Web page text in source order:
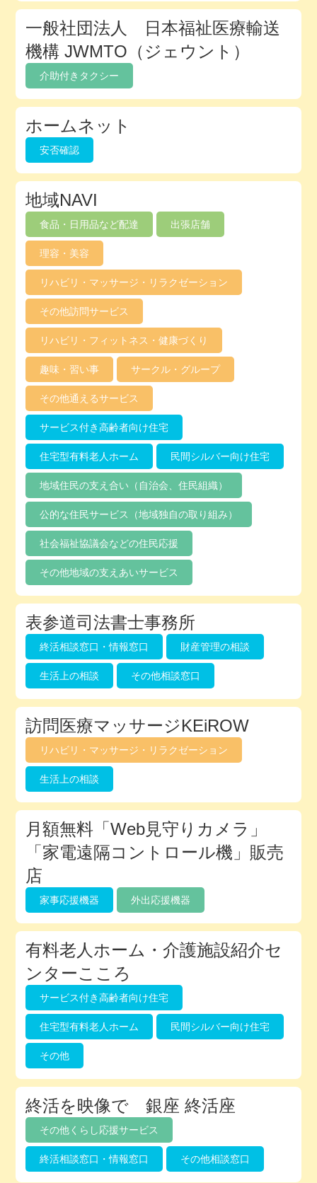
一般社団法人 日本福祉医療輸送
機構 JWMTO（ジェウント）
介助付きタクシー
ホームネット
安否確認
地域NAVI
食品・日用品など配達 出張店舗
理容・美容
リハビリ・マッサージ・リラクゼーション
その他訪問サービス
リハビリ・フィットネス・健康づくり
趣味・習い事 サークル・グループ
その他通えるサービス
サービス付き高齢者向け住宅
住宅型有料老人ホーム 民間シルバー向け住宅
地域住民の支え合い（自治会、住民組織）
公的な住民サービス（地域独自の取り組み）
社会福祉協議会などの住民応援
その他地域の支えあいサービス
表参道司法書士事務所
終活相談窓口・情報窓口 財産管理の相談
生活上の相談 その他相談窓口
訪問医療マッサージKEiROW
リハビリ・マッサージ・リラクゼーション
生活上の相談
月額無料「Web見守りカメラ」
「家電遠隔コントロール機」販売
店
家事応援機器 外出応援機器
有料老人ホーム・介護施設紹介セ
ンターこころ
サービス付き高齢者向け住宅
住宅型有料老人ホーム 民間シルバー向け住宅
その他
終活を映像で 銀座 終活座
その他くらし応援サービス
終活相談窓口・情報窓口 その他相談窓口